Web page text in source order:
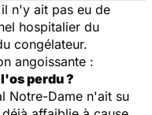
n'y ait pas eu de
hospitalier du
congélateur.
angoissante :
perdu ?
Notre-Dame n'ait su